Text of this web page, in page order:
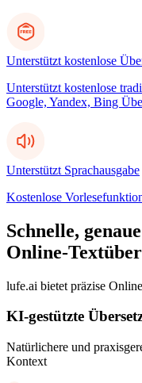
Unterstützt kostenlose
Unterstützt kostenlose
Google, Yandex, Bing
Unterstützt Sprachausgabe
Kostenlose
Schnelle,
Online-
lufe.ai bietet präzise
KI-gestützte
Natürlichere und
Kontext